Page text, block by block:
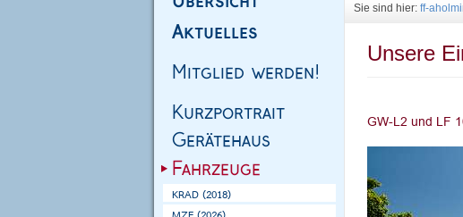
Sie sind hier: ff-
Unsere